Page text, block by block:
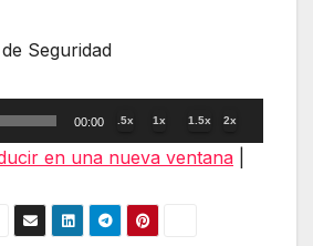
Seguridad
00:00 .5x 1x 1.5x 2x
en una nueva ventana